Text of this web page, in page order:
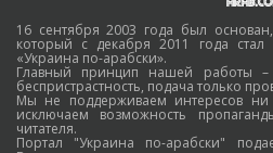
16 сентября 2003 года был
который с декабря 2011 года
«Украина по-арабски».
Главный принцип нашей работы –
беспристрастность, подача только
Мы не поддерживаем интересов
исключаем возможность
читателя.
Портал "Украина по-арабски"